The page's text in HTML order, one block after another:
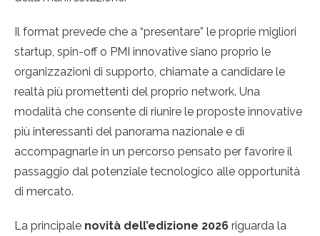
Il format prevede che a “presentare” le proprie migliori
startup, spin-off o PMI innovative siano proprio le
organizzazioni di supporto, chiamate a candidare le
realtà più promettenti del proprio network. Una
modalità che consente di riunire le proposte innovative
più interessanti del panorama nazionale e di
accompagnarle in un percorso pensato per favorire il
passaggio dal potenziale tecnologico alle opportunità
di mercato.
La principale novità dell’edizione 2026 riguarda la